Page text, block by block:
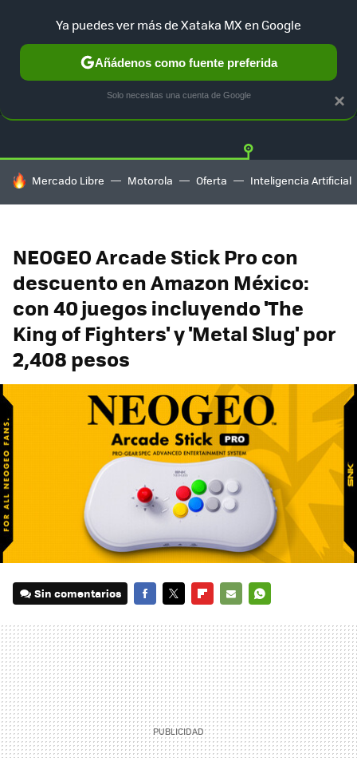
GUÍA DE COMPRAS MERCADO LIBRE
HOY SE HABLA DE
Mercado Libre Motorola Oferta Inteligencia Artificial
NEOGEO Arcade Stick Pro con
descuento en Amazon México:
con 40 juegos incluyendo 'The
King of Fighters' y 'Metal Slug' por
2,408 pesos
Sin comentarios
MAIL
×
Ya puedes ver más de Xataka MX en Google
Añádenos como fuente preferida
Solo necesitas una cuenta de Google